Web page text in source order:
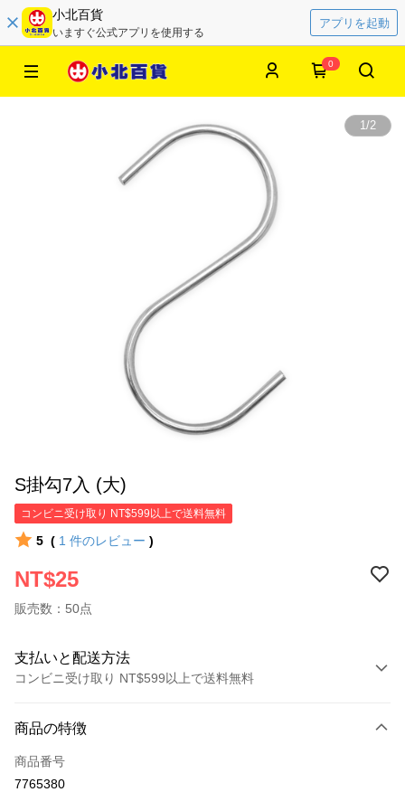
小北百貨
いますぐ公式アプリを使用する
アプリを起動
0
1/2
S掛勾7入 (大)
コンビニ受け取り NT$599以上で送料無料
5 ( 1 件のレビュー )
NT$25
販売数：50点
支払いと配送方法
コンビニ受け取り NT$599以上で送料無料
クレジットカード1回払い
コンビニ店頭代金引換
商品の特徴
商品番号
7765380